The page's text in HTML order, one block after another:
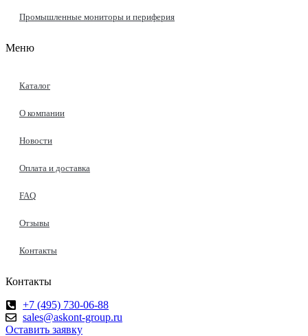
Промышленные мониторы и периферия
Меню
Каталог
О компании
Новости
Оплата и доставка
FAQ
Отзывы
Контакты
Контакты
+7 (495) 730-06-88
sales@askont-group.ru
Оставить заявку